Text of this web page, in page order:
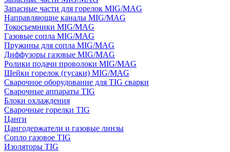
Запасные части для горелок MIG/MAG
Направляющие каналы MIG/MAG
Токосъемники MIG/MAG
Газовые сопла MIG/MAG
Пружины для сопла MIG/MAG
Диффузоры газовые MIG/MAG
Ролики подачи проволоки MIG/MAG
Шейки горелок (гусаки) MIG/MAG
Сварочное оборудование для TIG сварки
Сварочные аппараты TIG
Блоки охлаждения
Сварочные горелки TIG
Цанги
Цангодержатели и газовые линзы
Сопло газовое TIG
Изоляторы TIG